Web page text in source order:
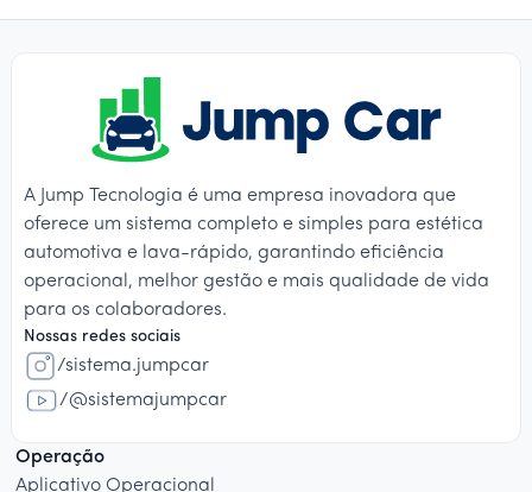
A Jump Tecnologia é uma empresa inovadora que
oferece um sistema completo e simples para estética
automotiva e lava-rápido, garantindo eficiência
operacional, melhor gestão e mais qualidade de vida
para os colaboradores.
Nossas redes sociais
/sistema.jumpcar
/@sistemajumpcar
Operação
Aplicativo Operacional